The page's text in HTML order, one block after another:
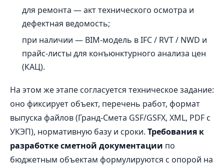
для ремонта — акт технического осмотра и
дефектная ведомость;
при наличии — BIM‑модель в IFC / RVT / NWD и
прайс‑листы для конъюнктурного анализа цен
(КАЦ).
На этом же этапе согласуется техническое задание:
оно фиксирует объект, перечень работ, формат
выпуска файлов (Гранд‑Смета GSF/GSFX, XML, PDF с
УКЭП), нормативную базу и сроки. Требования к
разработке сметной документации по
бюджетным объектам формулируются с опорой на